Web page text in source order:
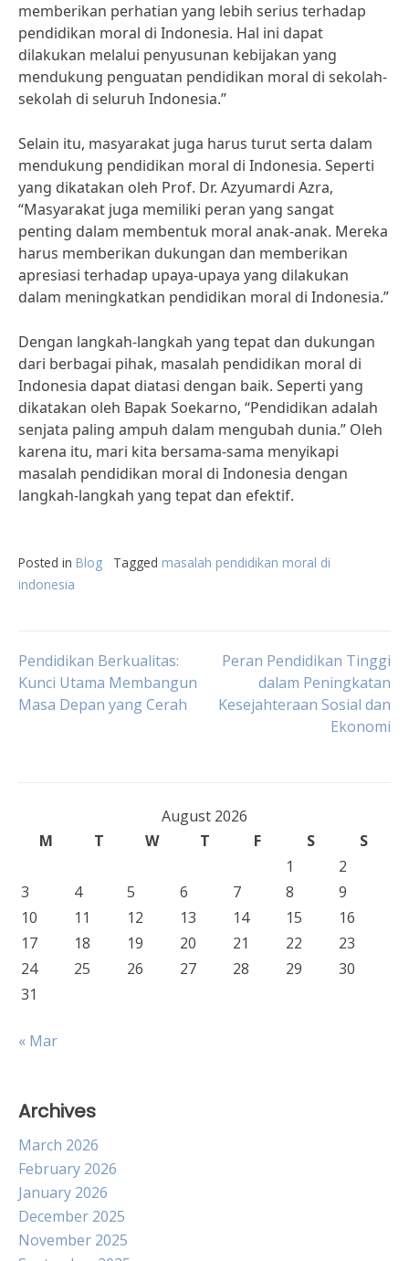
memberikan perhatian yang lebih serius terhadap
pendidikan moral di Indonesia. Hal ini dapat
dilakukan melalui penyusunan kebijakan yang
mendukung penguatan pendidikan moral di sekolah-
sekolah di seluruh Indonesia.”
Selain itu, masyarakat juga harus turut serta dalam
mendukung pendidikan moral di Indonesia. Seperti
yang dikatakan oleh Prof. Dr. Azyumardi Azra,
“Masyarakat juga memiliki peran yang sangat
penting dalam membentuk moral anak-anak. Mereka
harus memberikan dukungan dan memberikan
apresiasi terhadap upaya-upaya yang dilakukan
dalam meningkatkan pendidikan moral di Indonesia.”
Dengan langkah-langkah yang tepat dan dukungan
dari berbagai pihak, masalah pendidikan moral di
Indonesia dapat diatasi dengan baik. Seperti yang
dikatakan oleh Bapak Soekarno, “Pendidikan adalah
senjata paling ampuh dalam mengubah dunia.” Oleh
karena itu, mari kita bersama-sama menyikapi
masalah pendidikan moral di Indonesia dengan
langkah-langkah yang tepat dan efektif.
Posted in Blog Tagged masalah pendidikan moral di
indonesia
Post
navigation
Pendidikan Berkualitas:
Kunci Utama Membangun
Masa Depan yang Cerah
Peran Pendidikan Tinggi
dalam Peningkatan
Kesejahteraan Sosial dan
Ekonomi
August 2026
M
T W T F S
S
1
2
3
4 5 6 7 8
9
10
11 12 13 14 15
16
17
18 19 20 21 22
23
24
25 26 27 28 29
30
31
« Mar
Archives
March 2026
February 2026
January 2026
December 2025
November 2025